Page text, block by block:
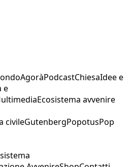
AgoràPodcastChiesaIdee e
e
Ecosistema avvenire
civileGutenbergPopotusPop